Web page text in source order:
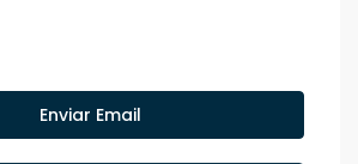
Enviar Email